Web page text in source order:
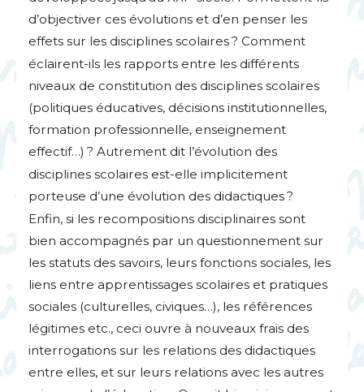
d’objectiver ces évolutions et d’en penser les
effets sur les disciplines scolaires? Comment
éclairent-ils les rapports entre les différents
niveaux de constitution des disciplines scolaires
(politiques éducatives, décisions institutionnelles,
formation professionnelle, enseignement
effectif…) ? Autrement dit l’évolution des
disciplines scolaires est-elle implicitement
porteuse d’une évolution des didactiques?
Enfin, si les recompositions disciplinaires sont
bien accompagnés par un questionnement sur
les statuts des savoirs, leurs fonctions sociales, les
liens entre apprentissages scolaires et pratiques
sociales (culturelles, civiques…), les références
légitimes etc., ceci ouvre à nouveaux frais des
interrogations sur les relations des didactiques
entre elles, et sur leurs relations avec les autres